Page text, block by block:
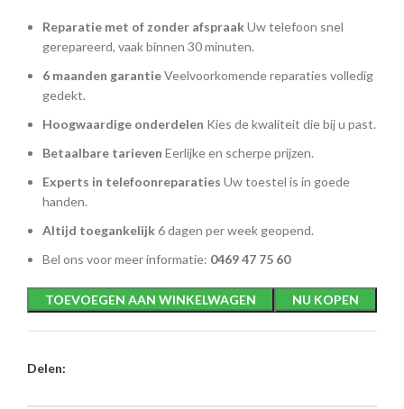
Reparatie met of zonder afspraakUw telefoon snel
gerepareerd, vaak binnen 30 minuten.
6 maanden garantieVeelvoorkomende reparaties volledig
gedekt.
Hoogwaardige onderdelen Kies de kwaliteit die bij u past.
Betaalbare tarieven Eerlijke en scherpe prijzen.
Experts in telefoonreparaties Uw toestel is in goede
handen.
Altijd toegankelijk6 dagen per week geopend.
Bel ons voor meer informatie: 0469 47 75 60
TOEVOEGEN AAN WINKELWAGEN NU KOPEN
Delen: